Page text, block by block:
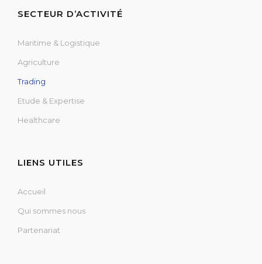
SECTEUR D’ACTIVITÉ
Maritime & Logistique
Agriculture
Trading
Etude & Expertise
Healthcare
LIENS UTILES
Accueil
Qui sommes nous
Partenariat